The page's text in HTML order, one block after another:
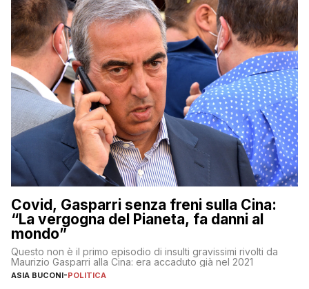
Covid, Gasparri senza freni sulla Cina:
“La vergogna del Pianeta, fa danni al
mondo”
Questo non è il primo episodio di insulti gravissimi rivolti da
Maurizio Gasparri alla Cina: era accaduto già nel 2021
ASIA BUCONI-POLITICA